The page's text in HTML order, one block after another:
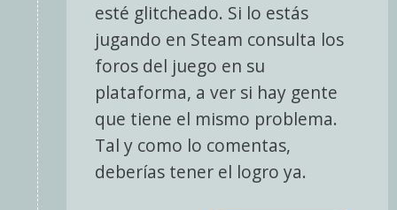
esté glitcheado. Si lo estás
jugando en Steam consulta los
foros del juego en su
plataforma, a ver si hay gente
que tiene el mismo problema.
Tal y como lo comentas,
deberías tener el logro ya.